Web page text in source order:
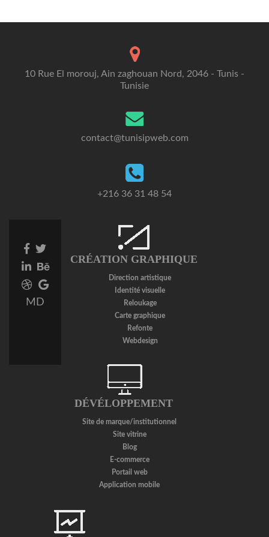
10 Rue El morouj, Ain zaghouan Nord, 2046 - Tunis -
Tunisie
contact@tunisipweb.com
+216 36 31 48 54
Facebook
link
Twitter
Linkedin
link
Behance
link
Dribbble
link
Google
Plus
link
MD
CRÉATION GRAPHIQUE
Direction artistique
Identité visuelle
Reloukage
Carte graphique
Refonte
Webdesign
DÉVÉLOPPEMENT
Site de marque/institutionnel
Site vitrine
Blog
E-commerce
Portail web
Application mobile